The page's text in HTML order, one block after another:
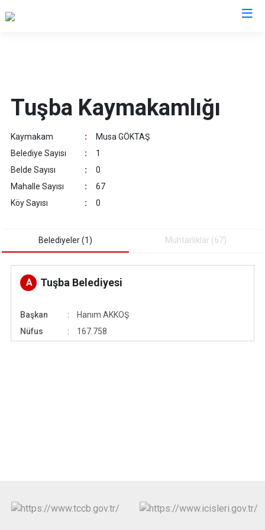
Başkale
Çatak
Edremit
Erciş
Gevaş
Muradiye
Tuşba Kaymakamlığı
Kaymakam :
Musa GÖKTAŞ
Belediye Sayısı
:
1
Belde Sayısı
:
0
Mahalle Sayısı
:
67
Köy Sayısı
: 0
Belediyeler (1) Muhtarliklar (67)
A Tuşba Belediyesi
Başkan
Hanım AKKOŞ
Nüfus
167.758